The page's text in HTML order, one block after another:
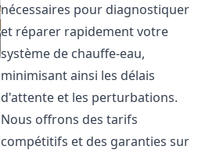
nécessaires pour diagnostiquer
et réparer rapidement votre
système de chauffe-eau,
minimisant ainsi les délais
d'attente et les perturbations.
Nous offrons des tarifs
compétitifs et des garanties sur